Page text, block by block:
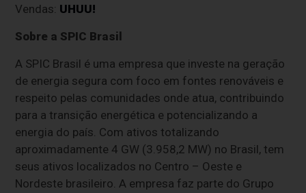
Vendas: UHUU!
Sobre a SPIC Brasil
A SPIC Brasil é uma empresa que investe na geração
de energia segura com foco em fontes renováveis e
respeito pelas comunidades onde atua, contribuindo
para a transição energética e potencializando a
energia do país. Com ativos totalizando
aproximadamente 4 GW (3.958,2 MW) no Brasil, tem
seus ativos localizados no Centro – Oeste e
Nordeste brasileiro. A empresa faz parte do Grupo